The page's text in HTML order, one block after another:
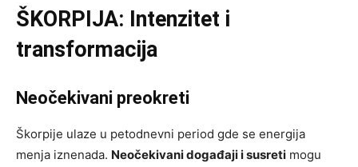
ŠKORPIJA: Intenzitet i
transformacija
Neočekivani preokreti
Škorpije ulaze u petodnevni period gde se energija
menja iznenada. Neočekivani događaji i susreti mogu